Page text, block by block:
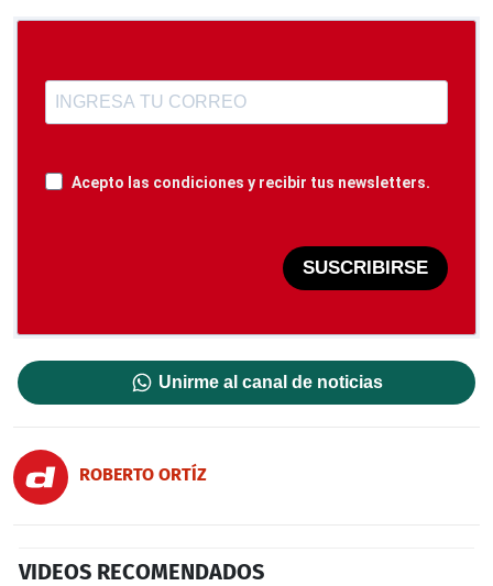
Acepto las condiciones y recibir tus newsletters.
SUSCRIBIRSE
Unirme al canal de noticias
ROBERTO ORTÍZ
VIDEOS RECOMENDADOS